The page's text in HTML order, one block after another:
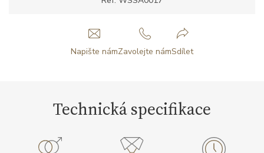
Napište námZavolejte námSdílet
Technická specifikace